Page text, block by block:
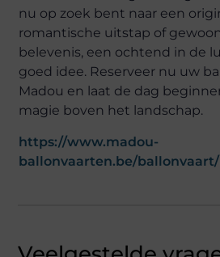
nu op zoek bent naar een
romantische uitstap of
belevenis, een ochtend in de
goed idee. Reserveer nu uw
Madou en laat de dag
magie boven het landschap.
https://www.madou-
ballonvaarten.be/